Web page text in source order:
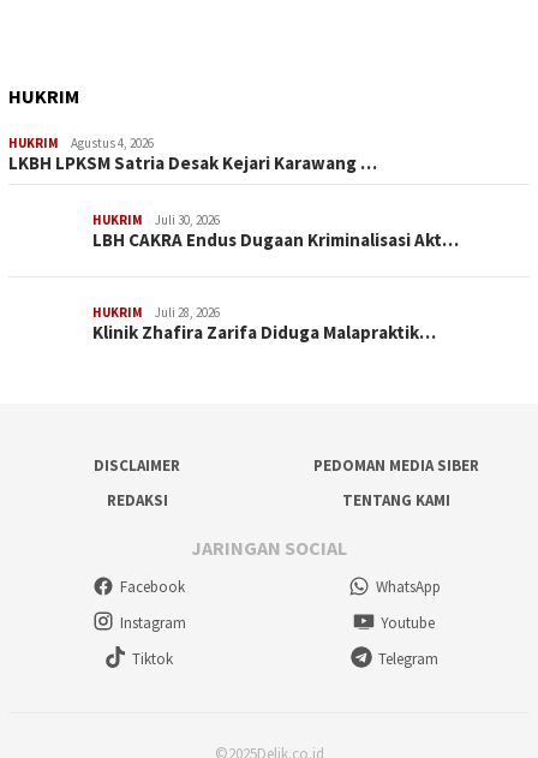
HUKRIM
HUKRIM Agustus 4, 2026
LKBH LPKSM Satria Desak Kejari Karawang …
HUKRIM Juli 30, 2026
LBH CAKRA Endus Dugaan Kriminalisasi Akt…
HUKRIM Juli 28, 2026
Klinik Zhafira Zarifa Diduga Malapraktik…
DISCLAIMER
PEDOMAN MEDIA SIBER
REDAKSI
TENTANG KAMI
JARINGAN SOCIAL
Facebook
WhatsApp
Instagram
Youtube
Tiktok
Telegram